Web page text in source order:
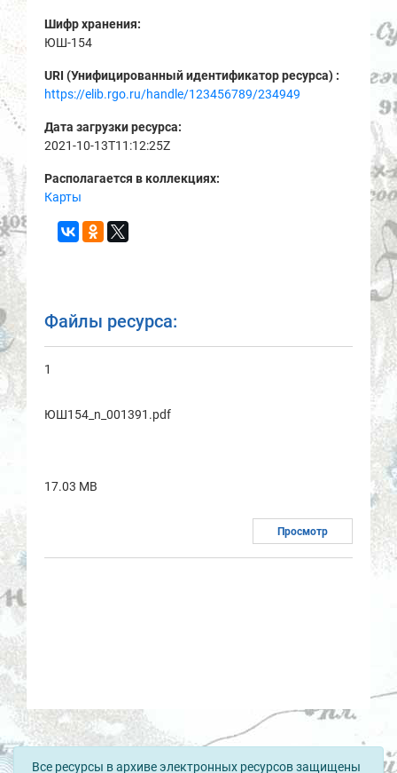
Шифр хранения:
ЮШ-154
URI (Унифицированный идентификатор ресурса) :
https://elib.rgo.ru/handle/123456789/234949
Дата загрузки ресурса:
2021-10-13T11:12:25Z
Располагается в коллекциях:
Карты
Файлы ресурса:
1
ЮШ154_n_001391.pdf
17.03 MB
Просмотр
Все ресурсы в архиве электронных ресурсов защищены